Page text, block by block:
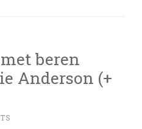
beren
Anderson (+